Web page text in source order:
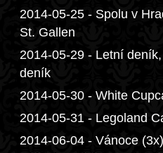
2014-05-25 - Spolu v
St. Gallen
2014-05-29 - Letní
deník
2014-05-30 - White
2014-05-31 - Legoland
2014-06-04 - Vánoce